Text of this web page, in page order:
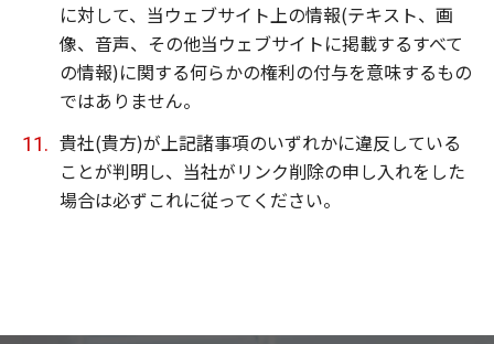
に対して、当ウェブサイト上の情報(テキスト、画
像、音声、その他当ウェブサイトに掲載するすべて
の情報)に関する何らかの権利の付与を意味するもの
ではありません。
貴社(貴方)が上記諸事項のいずれかに違反している
ことが判明し、当社がリンク削除の申し入れをした
場合は必ずこれに従ってください。